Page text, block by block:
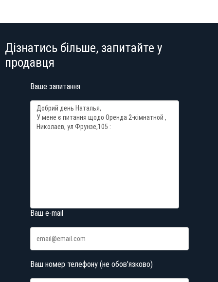
Дізнатись більше, запитайте у
продавця
Ваше запитання
Ваш e-mail
Ваш номер телефону (не обов'язково)